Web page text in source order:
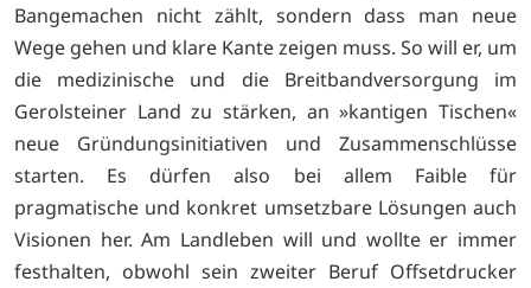
Bangemachen nicht zählt, sondern dass man neue
Wege gehen und klare Kante zeigen muss. So will er, um
die medizinische und die Breitbandversorgung im
Gerolsteiner Land zu stärken, an »kantigen Tischen«
neue Gründungsinitiativen und Zusammenschlüsse
starten. Es dürfen also bei allem Faible für
pragmatische und konkret umsetzbare Lösungen auch
Visionen her. Am Landleben will und wollte er immer
festhalten, obwohl sein zweiter Beruf Offsetdrucker